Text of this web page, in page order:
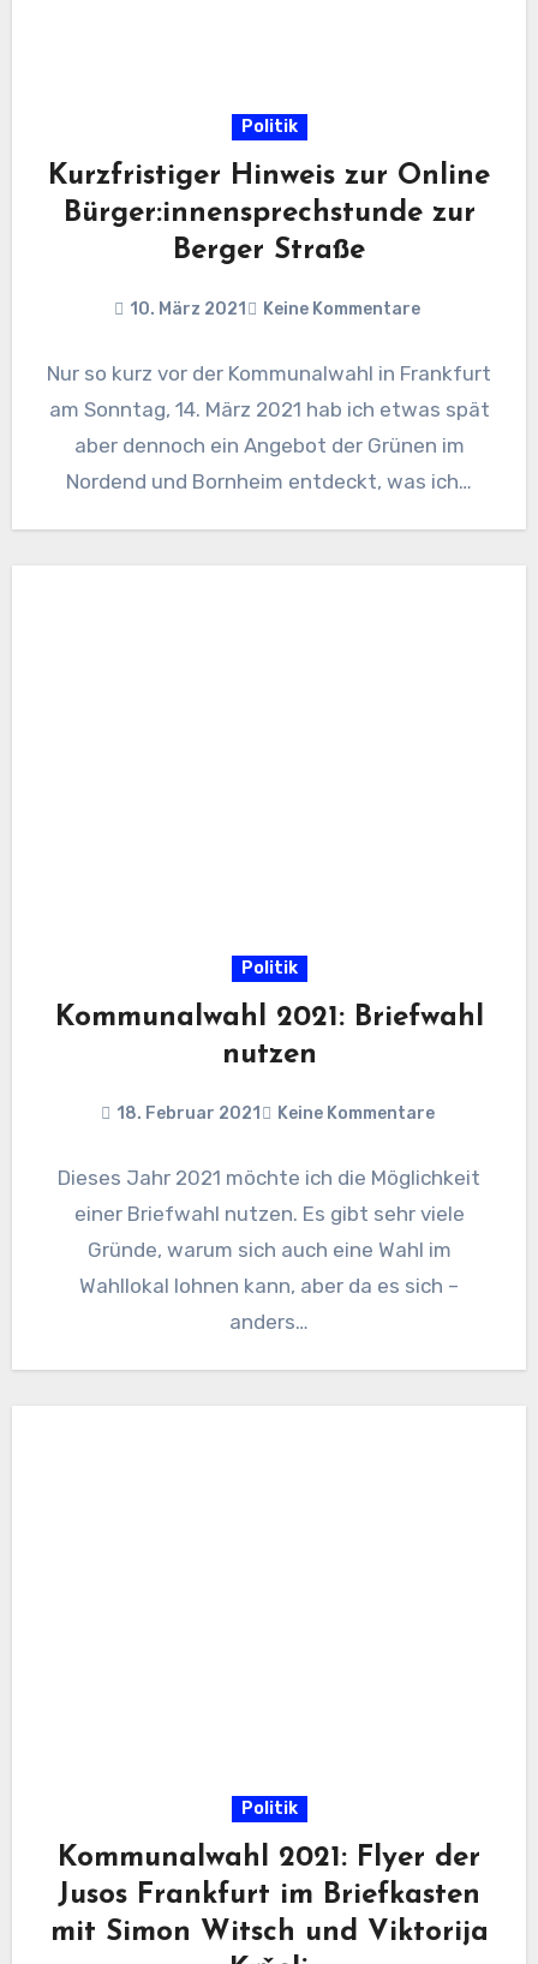
Politik
Kurzfristiger Hinweis zur Online
Bürger:innensprechstunde zur
Berger Straße
10. März 2021 Keine Kommentare
Nur so kurz vor der Kommunalwahl in Frankfurt
am Sonntag, 14. März 2021 hab ich etwas spät
aber dennoch ein Angebot der Grünen im
Nordend und Bornheim entdeckt, was ich…
Politik
Kommunalwahl 2021: Briefwahl
nutzen
18. Februar 2021 Keine Kommentare
Dieses Jahr 2021 möchte ich die Möglichkeit
einer Briefwahl nutzen. Es gibt sehr viele
Gründe, warum sich auch eine Wahl im
Wahllokal lohnen kann, aber da es sich –
anders…
Politik
Kommunalwahl 2021: Flyer der
Jusos Frankfurt im Briefkasten
mit Simon Witsch und Viktorija